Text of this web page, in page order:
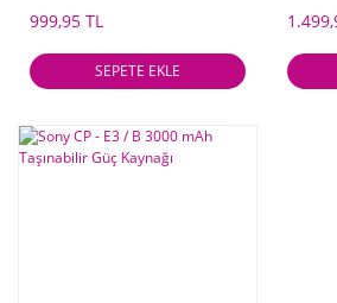
999,95 TL
SEPETE EKLE